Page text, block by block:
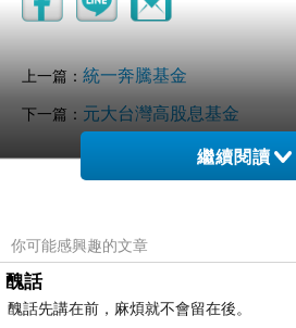
上一篇： 統一奔騰基金
下一篇： 元大台灣高股息基金
繼續閱讀
你可能感興趣的文章
醜話
醜話先講在前，麻煩就不會留在後。